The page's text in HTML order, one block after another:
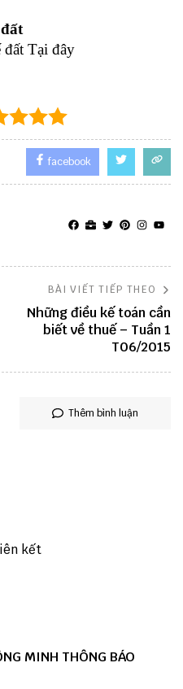
đất Tại đây
facebook
BÀI VIẾT TIẾP THEO
Những điều kế toán cần
biết về thuế – Tuần 1
T06/2015
Thêm bình luận
kết
MINH THÔNG BÁO